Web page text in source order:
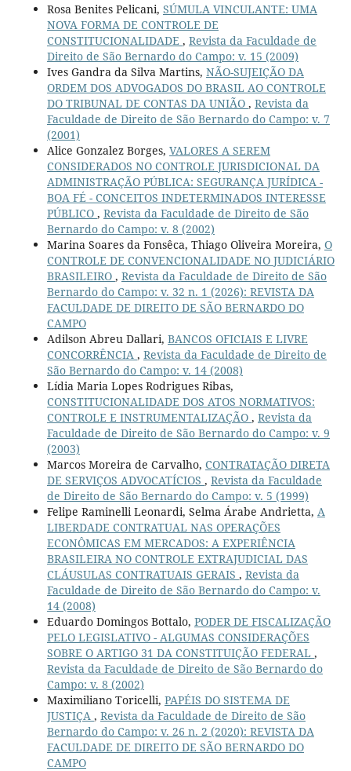
Rosa Benites Pelicani, SÚMULA VINCULANTE: UMA
NOVA FORMA DE CONTROLE DE
CONSTITUCIONALIDADE , Revista da Faculdade de
Direito de São Bernardo do Campo: v. 15 (2009)
Ives Gandra da Silva Martins, NÃO-SUJEIÇÃO DA
ORDEM DOS ADVOGADOS DO BRASIL AO CONTROLE
DO TRIBUNAL DE CONTAS DA UNIÃO , Revista da
Faculdade de Direito de São Bernardo do Campo: v. 7
(2001)
Alice Gonzalez Borges, VALORES A SEREM
CONSIDERADOS NO CONTROLE JURISDICIONAL DA
ADMINISTRAÇÃO PÚBLICA: SEGURANÇA JURÍDICA -
BOA FÉ - CONCEITOS INDETERMINADOS INTERESSE
PÚBLICO , Revista da Faculdade de Direito de São
Bernardo do Campo: v. 8 (2002)
Marina Soares da Fonsêca, Thiago Oliveira Moreira, O
CONTROLE DE CONVENCIONALIDADE NO JUDICIÁRIO
BRASILEIRO , Revista da Faculdade de Direito de São
Bernardo do Campo: v. 32 n. 1 (2026): REVISTA DA
FACULDADE DE DIREITO DE SÃO BERNARDO DO
CAMPO
Adilson Abreu Dallari, BANCOS OFICIAIS E LIVRE
CONCORRÊNCIA , Revista da Faculdade de Direito de
São Bernardo do Campo: v. 14 (2008)
Lídia Maria Lopes Rodrigues Ribas,
CONSTITUCIONALIDADE DOS ATOS NORMATIVOS:
CONTROLE E INSTRUMENTALIZAÇÃO , Revista da
Faculdade de Direito de São Bernardo do Campo: v. 9
(2003)
Marcos Moreira de Carvalho, CONTRATAÇÃO DIRETA
DE SERVIÇOS ADVOCATÍCIOS , Revista da Faculdade
de Direito de São Bernardo do Campo: v. 5 (1999)
Felipe Raminelli Leonardi, Selma Árabe Andrietta, A
LIBERDADE CONTRATUAL NAS OPERAÇÕES
ECONÔMICAS EM MERCADOS: A EXPERIÊNCIA
BRASILEIRA NO CONTROLE EXTRAJUDICIAL DAS
CLÁUSULAS CONTRATUAIS GERAIS , Revista da
Faculdade de Direito de São Bernardo do Campo: v.
14 (2008)
Eduardo Domingos Bottalo, PODER DE FISCALIZAÇÃO
PELO LEGISLATIVO - ALGUMAS CONSIDERAÇÕES
SOBRE O ARTIGO 31 DA CONSTITUIÇÃO FEDERAL ,
Revista da Faculdade de Direito de São Bernardo do
Campo: v. 8 (2002)
Maximiliano Toricelli, PAPÉIS DO SISTEMA DE
JUSTIÇA , Revista da Faculdade de Direito de São
Bernardo do Campo: v. 26 n. 2 (2020): REVISTA DA
FACULDADE DE DIREITO DE SÃO BERNARDO DO
CAMPO